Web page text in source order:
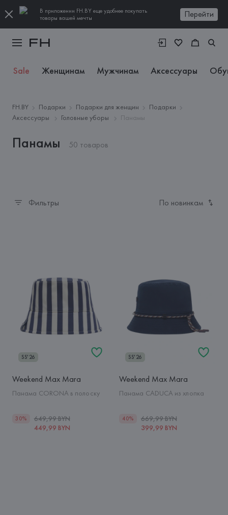
В приложении FH.BY еще удобнее покупать
товары вашей мечты
Перейти
Sale Женщинам Мужчинам Аксессуары
FH.BY Подарки Подарки для женщин
Подарки
Аксессуары
Головные уборы Панамы
Панамы 50 товаров
Фильтры По новинкам
SS'26
Weekend Max Mara
Панама CORONA в полоску
30%
649,99 BYN
449,99 BYN
SS'26
Weekend Max Mara
Панама CADUCA из хлопка
40%
669,99 BYN
399,99 BYN